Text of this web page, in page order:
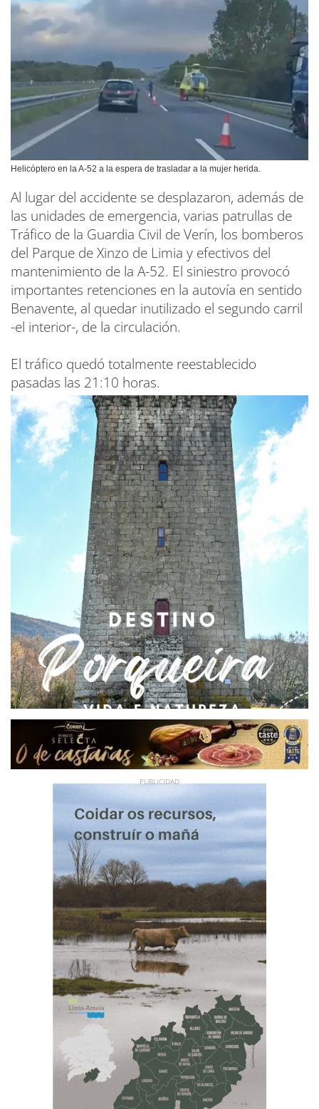
Helicóptero en la A-52 a la espera de trasladar a la mujer herida.
Al lugar del accidente se desplazaron, además de
las unidades de emergencia, varias patrullas de
Tráfico de la Guardia Civil de Verín, los bomberos
del Parque de Xinzo de Limia y efectivos del
mantenimiento de la A-52. El siniestro provocó
importantes retenciones en la autovía en sentido
Benavente, al quedar inutilizado el segundo carril
-el interior-, de la circulación.
El tráfico quedó totalmente reestablecido
pasadas las 21:10 horas.